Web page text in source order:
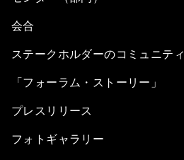
会合
ステークホルダーのコミュニティ
「フォーラム・ストーリー」
プレスリリース
フォトギャラリー